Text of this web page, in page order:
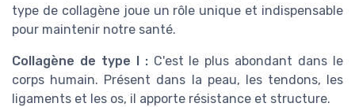
type de collagène joue un rôle unique et indispensable
pour maintenir notre santé.
Collagène de type I :C'est le plus abondant dans le
corps humain. Présent dans la peau, les tendons, les
ligaments et les os, il apporte résistance et structure.